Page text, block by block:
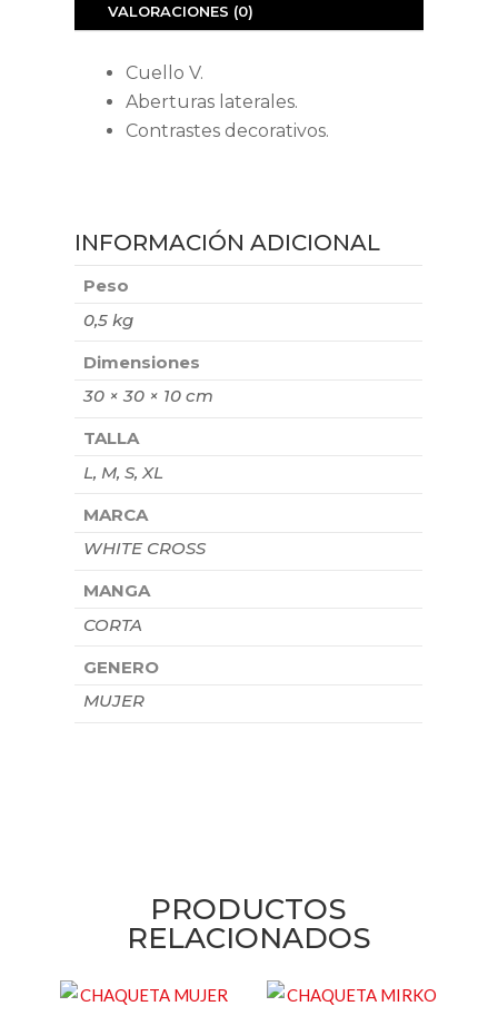
VALORACIONES (0)
Cuello V.
Aberturas laterales.
Contrastes decorativos.
INFORMACIÓN ADICIONAL
Peso
0,5 kg
Dimensiones
30 × 30 × 10 cm
TALLA
L, M, S, XL
MARCA
WHITE CROSS
MANGA
CORTA
GENERO
MUJER
PRODUCTOS
RELACIONADOS